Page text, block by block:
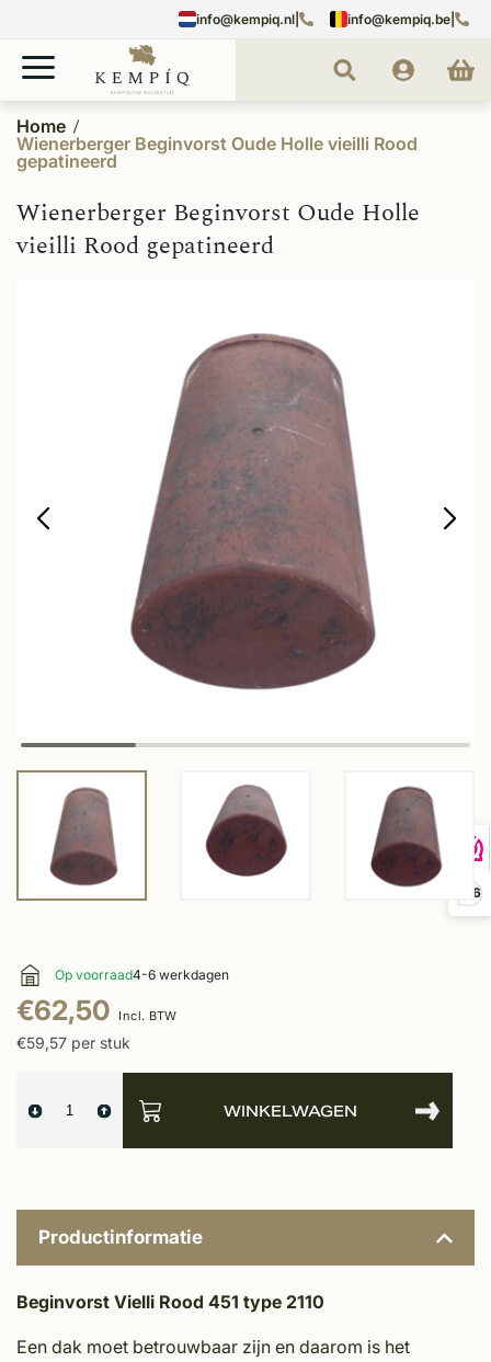
9,6
info@kempiq.nl info@kempiq.be
Home
Wienerberger Beginvorst Oude Holle vieilli Rood
gepatineerd
Wienerberger Beginvorst Oude Holle
vieilli Rood gepatineerd
Op voorraad4-6 werkdagen
€62,50 Incl. BTW
€59,57 per stuk
WINKELWAGEN
Productinformatie
Beginvorst Vielli Rood 451 type 2110
Een dak moet betrouwbaar zijn en daarom is het